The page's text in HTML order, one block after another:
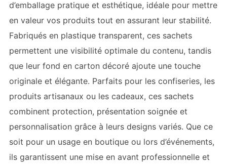
d’emballage pratique et esthétique, idéale pour mettre
en valeur vos produits tout en assurant leur stabilité.
Fabriqués en plastique transparent, ces sachets
permettent une visibilité optimale du contenu, tandis
que leur fond en carton décoré ajoute une touche
originale et élégante. Parfaits pour les confiseries, les
produits artisanaux ou les cadeaux, ces sachets
combinent protection, présentation soignée et
personnalisation grâce à leurs designs variés. Que ce
soit pour un usage en boutique ou lors d’événements,
ils garantissent une mise en avant professionnelle et